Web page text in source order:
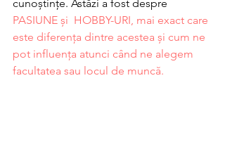
cunoștințe. Astăzi a fost despre
PASIUNE și  HOBBY-URI, mai exact care
este diferența dintre acestea și cum ne
pot influența atunci când ne alegem
facultatea sau locul de muncă.